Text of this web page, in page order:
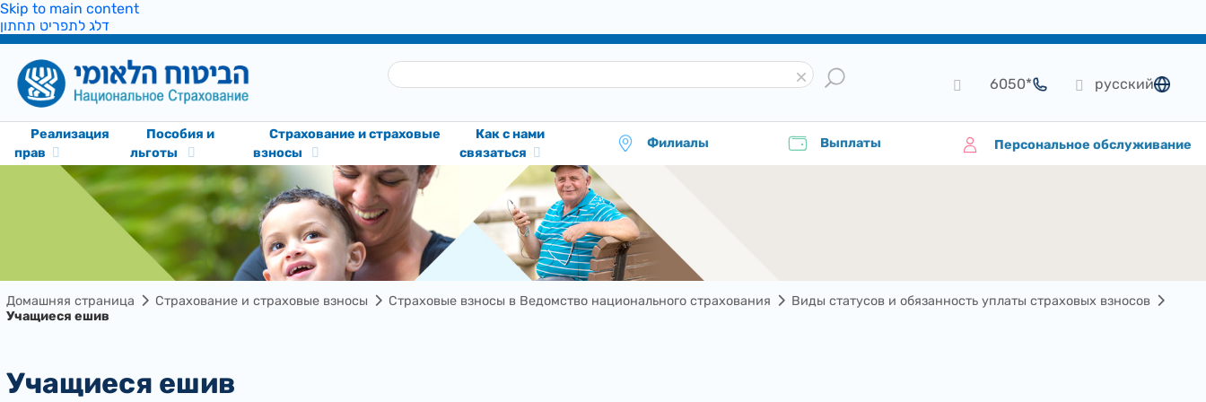
Skip to main content
דלג לתפריט תחתון
язык
русский
*6050
Реализация
прав
Пособия и
льготы
Cтрахование и страховые
взносы
Как с нами
связаться
Филиалы Выплаты Персональное обслуживание
Домашняя страница Cтрахование и страховые взносы Страховые взносы в Ведомство национального страхования
Виды статусов и обязанность уплаты страховых взносов
Учащиеся ешив
Учащиеся ешив